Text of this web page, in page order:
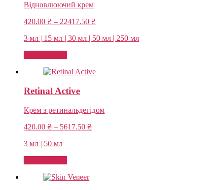
Відновлюючий крем
420.00 ₴ – 22417.50 ₴Price
420.00 ₴
3 мл | 15 мл | 30 мл | 50 мл | 250 мл
Retinal Active
Крем з ретинальдегідом
420.00 ₴ – 5617.50 ₴Price
3 мл | 50 мл